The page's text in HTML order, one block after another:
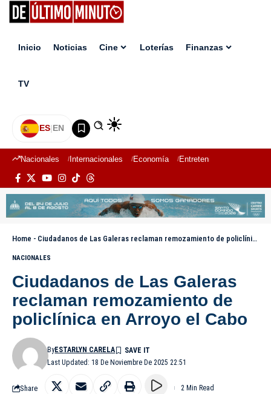
Inicio Noticias Cine Loterías Finanzas
TV
ES|EN
Nacionales Internacionales Economía Entretenimiento
Home - Ciudadanos de Las Galeras reclaman remozamiento de policlínica en Arroyo el Cabo
NACIONALES
Ciudadanos de Las Galeras
reclaman remozamiento de
policlínica en Arroyo el Cabo
Last Updated: 18 De Noviembre De 2025 22:51
ByESTARLYN CARELA
Share 2 Min Read